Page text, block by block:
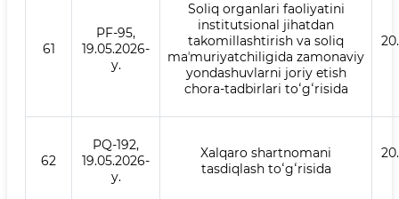
61
PF-95,
19.05.2026-
y.
Soliq organlari faoliyatini
institutsional jihatdan
takomillashtirish va soliq
maʼmuriyatchiligida zamonaviy
yondashuvlarni joriy etish
chora-tadbirlari toʻgʻrisida
62
PQ-192,
19.05.2026-
y.
Xalqaro shartnomani
tasdiqlash toʻgʻrisida